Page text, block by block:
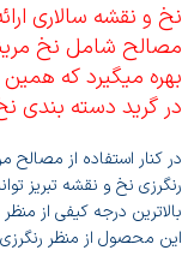
نخ و نقشه سالاری
مصالح شامل نخ
بهره میگیرد که
در گرید دسته بندی
در کنار استفاده از مصالح
رنگرزی نخ و نقشه تبریز
بالاترین درجه کیفی از
این محصول از منظر